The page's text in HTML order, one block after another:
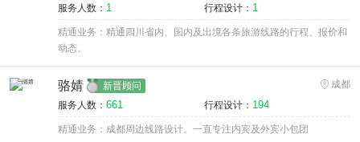
服务人数： 1 行程设计： 1
精通业务：精通四川省内、国内及出境各条旅游线路的行程、报价和
动态。
骆婧 新晋顾问
成都
服务人数： 661 行程设计： 194
精通业务：成都周边线路设计。一直专注内宾及外宾小包团